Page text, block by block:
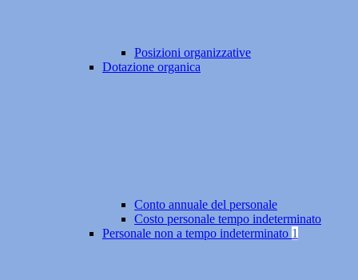
Posizioni organizzative
Dotazione organica
Conto annuale del personale
Costo personale tempo indeterminato
Personale non a tempo indeterminato 1